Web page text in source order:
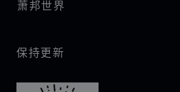
萧邦世界
保持更新